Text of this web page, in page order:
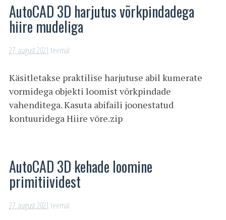
AutoCAD 3D harjutus võrkpindadega
hiire mudeliga
27. august 2021 teemal
Käsitletakse praktilise harjutuse abil kumerate
vormidega objekti loomist võrkpindade
vahenditega. Kasuta abifaili joonestatud
kontuuridega Hiire võre.zip
AutoCAD 3D kehade loomine
primitiividest
27. august 2021 teemal